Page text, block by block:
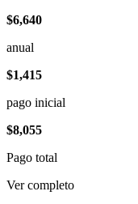
$6,640
anual
$1,415
pago inicial
$8,055
Pago total
Ver completo